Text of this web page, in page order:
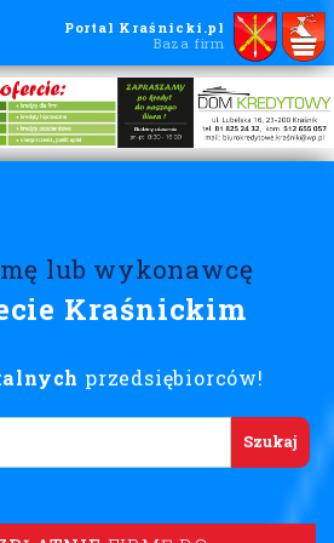
Portal Kraśnicki.pl
Baza firm
lub wykonawcę
Kraśnickim
przedsiębiorców!